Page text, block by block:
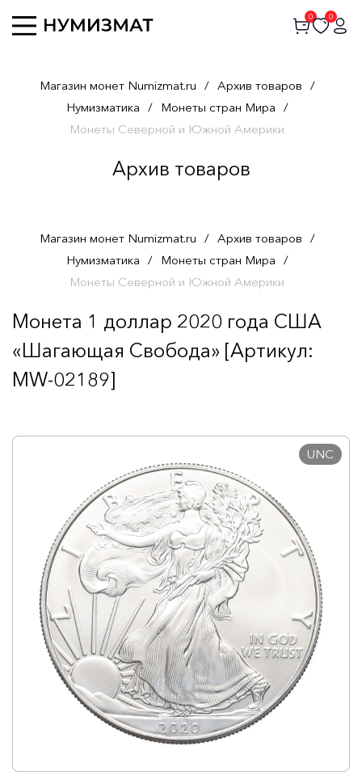
0 0
Магазин монет Numizmat.ru / Архив товаров /
Нумизматика / Монеты стран Мира /
Монеты Северной и Южной Америки
Архив товаров
Магазин монет Numizmat.ru / Архив товаров /
Нумизматика / Монеты стран Мира /
Монеты Северной и Южной Америки
Монета 1 доллар 2020 года США
«Шагающая Свобода» [Артикул:
MW-02189]
UNC